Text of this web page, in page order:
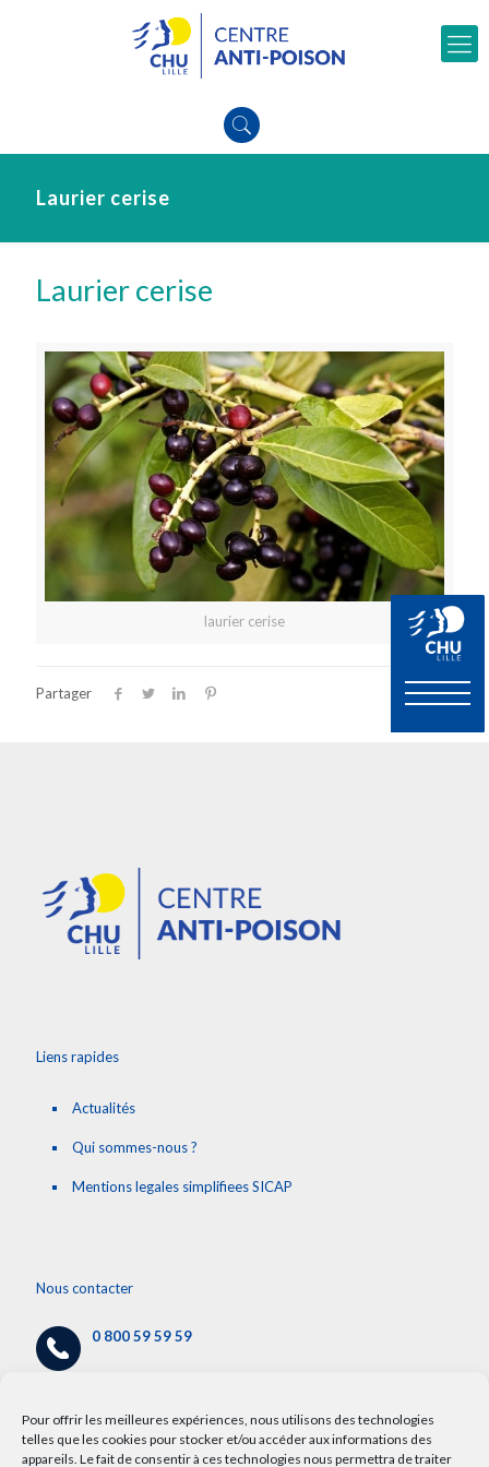
Pour offrir les meilleures expériences, nous utilisons des technologies
telles que les cookies pour stocker et/ou accéder aux informations des
appareils. Le fait de consentir à ces technologies nous permettra de traiter
Laurier cerise
Laurier cerise
laurier cerise
Partager
Liens rapides
Actualités
Qui sommes-nous ?
Mentions legales simplifiees SICAP
Nous contacter
0 800 59 59 59